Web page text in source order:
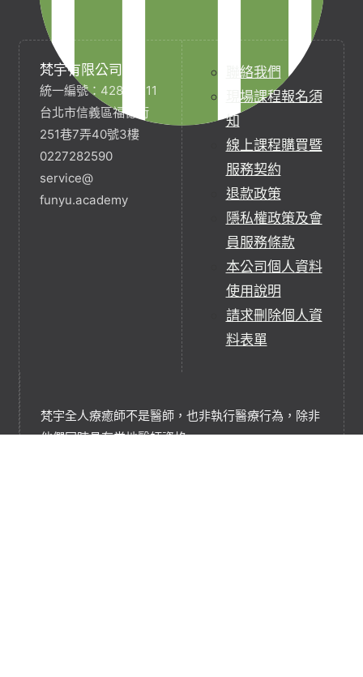
梵宇有限公司
統一編號：42854211
台北市信義區福德街
251巷7弄40號3樓
0227282590
service@
funyu.academy
聯絡我們
現場課程報名須
知
線上課程購買暨
服務契約
退款政策
隱私權政策及會
員服務條款
本公司個人資料
使用說明
請求刪除個人資
料表單
梵宇全人療癒師不是醫師，也非執行醫療行為，除非
他們同時具有當地醫師資格。